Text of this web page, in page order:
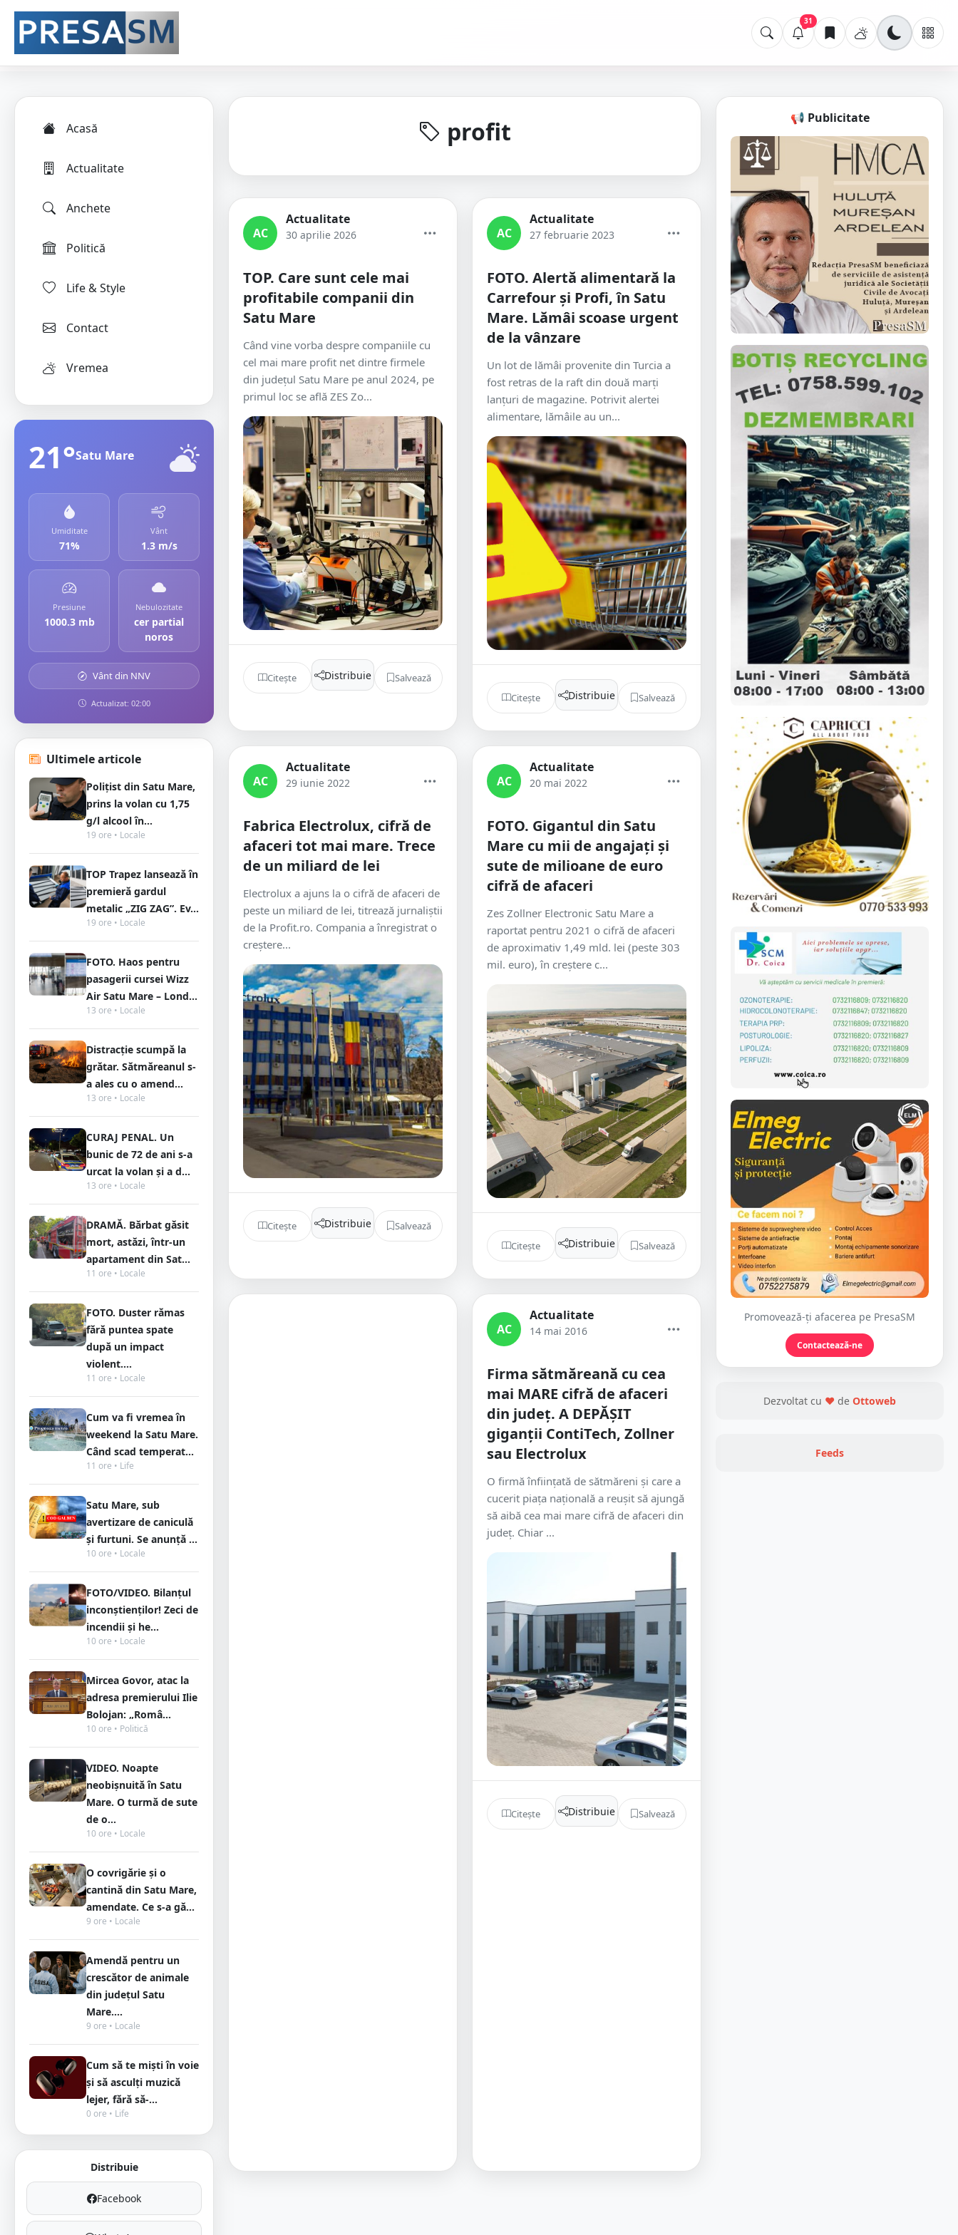
31
Acasă
Actualitate
Anchete
Politică
Life & Style
Contact
Vremea
21°Satu Mare
Umiditate
71%
Vânt
1.3 m/s
Presiune
1000.3 mb
Nebulozitate
cer partial
noros
Vânt din NNV
Actualizat: 02:00
Ultimele articole
Polițist din Satu Mare,
prins la volan cu 1,75
g/l alcool în...
19 ore • Locale
TOP Trapez lansează în
premieră gardul
metalic „ZIG ZAG”. Ev...
19 ore • Locale
FOTO. Haos pentru
pasagerii cursei Wizz
Air Satu Mare – Lond...
13 ore • Locale
Distracție scumpă la
grătar. Sătmăreanul s-
a ales cu o amend...
13 ore • Locale
CURAJ PENAL. Un
bunic de 72 de ani s-a
urcat la volan și a d...
13 ore • Locale
DRAMĂ. Bărbat găsit
mort, astăzi, într-un
apartament din Sat...
11 ore • Locale
FOTO. Duster rămas
fără puntea spate
după un impact
violent....
11 ore • Locale
Cum va fi vremea în
weekend la Satu Mare.
Când scad temperat...
11 ore • Life
Satu Mare, sub
avertizare de caniculă
și furtuni. Se anunță ...
10 ore • Locale
FOTO/VIDEO. Bilanțul
inconștienților! Zeci de
incendii și he...
10 ore • Locale
Mircea Govor, atac la
adresa premierului Ilie
Bolojan: „Româ...
10 ore • Politică
VIDEO. Noapte
neobișnuită în Satu
Mare. O turmă de sute
de o...
10 ore • Locale
O covrigărie și o
cantină din Satu Mare,
amendate. Ce s-a gă...
9 ore • Locale
Amendă pentru un
crescător de animale
din județul Satu
Mare....
9 ore • Locale
Cum să te miști în voie
și să asculți muzică
lejer, fără să-...
0 ore • Life
Distribuie
Facebook
profit
AC
Actualitate
30 aprilie 2026
TOP. Care sunt cele mai
profitabile companii din
Satu Mare
Când vine vorba despre companiile cu
cel mai mare profit net dintre firmele
din județul Satu Mare pe anul 2024, pe
primul loc se află ZES Zo...
Citește Distribuie Salvează
AC
Actualitate
27 februarie 2023
FOTO. Alertă alimentară la
Carrefour și Profi, în Satu
Mare. Lămâi scoase urgent
de la vânzare
Un lot de lămâi provenite din Turcia a
fost retras de la raft din două marți
lanțuri de magazine. Potrivit alertei
alimentare, lămâile au un...
Citește Distribuie Salvează
AC
Actualitate
29 iunie 2022
Fabrica Electrolux, cifră de
afaceri tot mai mare. Trece
de un miliard de lei
Electrolux a ajuns la o cifră de afaceri de
peste un miliard de lei, titrează jurnaliștii
de la Profit.ro. Compania a înregistrat o
creștere...
Citește Distribuie Salvează
AC
Actualitate
20 mai 2022
FOTO. Gigantul din Satu
Mare cu mii de angajați și
sute de milioane de euro
cifră de afaceri
Zes Zollner Electronic Satu Mare a
raportat pentru 2021 o cifră de afaceri
de aproximativ 1,49 mld. lei (peste 303
mil. euro), în creştere c...
Citește Distribuie Salvează
AC
Actualitate
14 mai 2016
Firma sătmăreană cu cea
mai MARE cifră de afaceri
din județ. A DEPĂȘIT
giganții ContiTech, Zollner
sau Electrolux
O firmă înființată de sătmăreni și care a
cucerit piața națională a reușit să ajungă
să aibă cea mai mare cifră de afaceri din
județ. Chiar ...
Citește Distribuie Salvează
📢 Publicitate
Promovează-ți afacerea pe PresaSM
Contactează-ne
Dezvoltat cu ❤ de Ottoweb
Feeds